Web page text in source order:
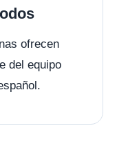
ofrecen
del equipo